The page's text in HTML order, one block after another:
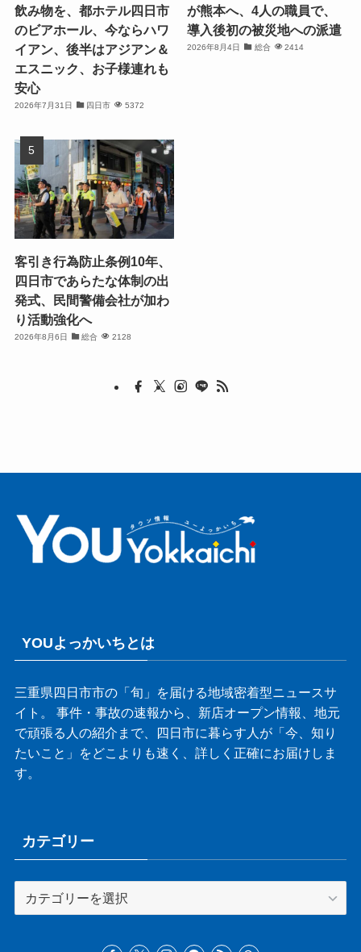
飲み物を、都ホテル四日市
のビアホール、今ならハワ
イアン、後半はアジアン＆
エスニック、お子様連れも
安心
2026年7月31日 四日市 5372
が熊本へ、4人の職員で、
導入後初の被災地への派遣
2026年8月4日 総合 2414
客引き行為防止条例10年、
四日市であらたな体制の出
発式、民間警備会社が加わ
り活動強化へ
2026年8月6日 総合 2128
YOUよっかいちとは
三重県四日市市の「旬」を届ける地域密着型ニュースサ
イト。 事件・事故の速報から、新店オープン情報、地元
で頑張る人の紹介まで、四日市に暮らす人が「今、知り
たいこと」をどこよりも速く、詳しく正確にお届けしま
す。
カテゴリー
テ